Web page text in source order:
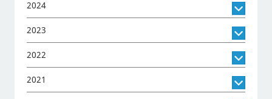
2024
2023
2022
2021